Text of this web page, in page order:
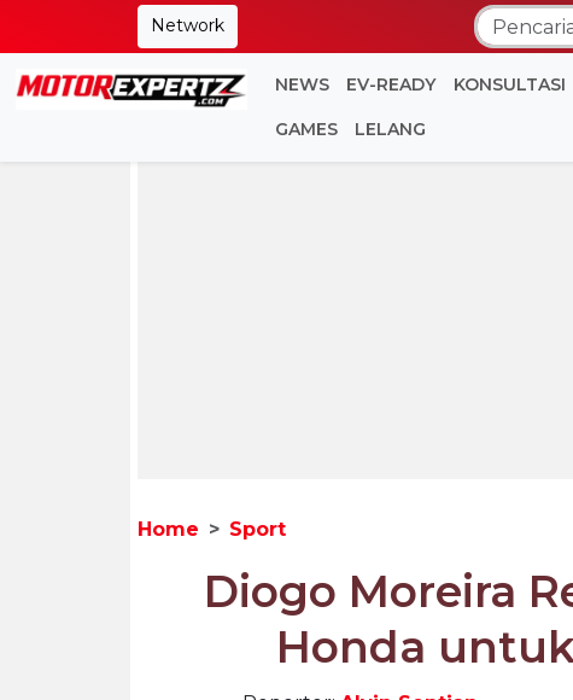
Network
NEWS EV-READY KONSULTASI
GAMES LELANG
Home Sport
Diogo Moreira
Honda